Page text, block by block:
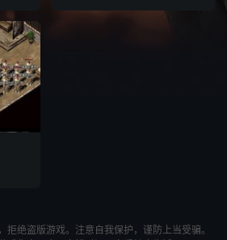
拒绝盗版游戏。注意自我保护，谨防上当受骗。